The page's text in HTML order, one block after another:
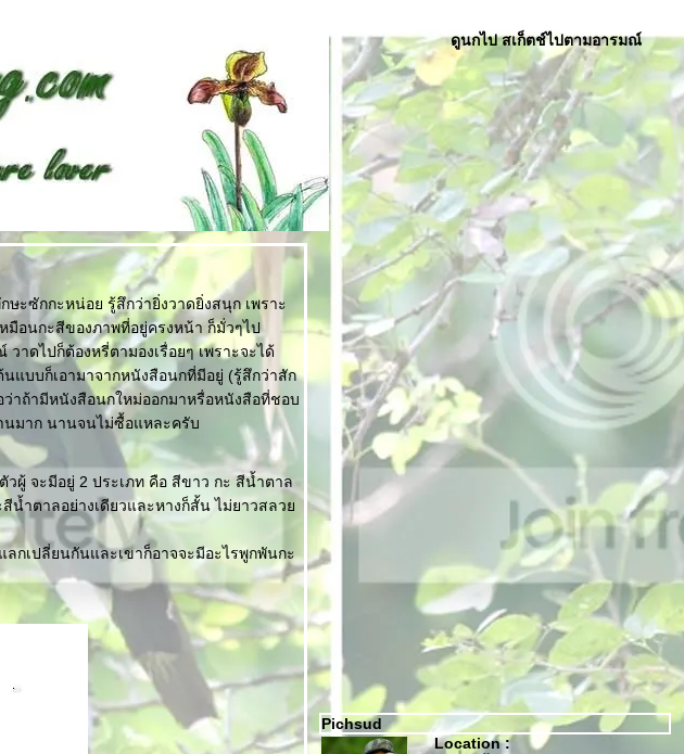
ดูนกไป สเก็ตช์ไปตามอารมณ์
ษะซักกะหน่อย รู้สึกว่ายิ่งวาดยิ่งสนุก เพราะ
มือนกะสีของภาพที่อยู่ครงหน้า ก็มั่วๆไป
าดไปก็ต้องหรี่ตามองเรื่อยๆ เพราะจะได้
นแบบก็เอามาจากหนังสือนกที่มีอยู่ (รู้สึกว่าสัก
าถ้ามีหนังสือนกใหม่ออกมาหรื่อหนังสือที่ชอบ
นมาก นานจนไม่ซื้อแหละครับ
ผู้ จะมีอยู่ 2 ประเภท คือ สีขาว กะ สีน้ำตาล
น้ำตาลอย่างเดียวและหางก็สั้น ไม่ยาวสลว
กเปลี่ยนกันและเขาก็อาจจะมีอะไรพูกพันกะ
Pichsud
Location :